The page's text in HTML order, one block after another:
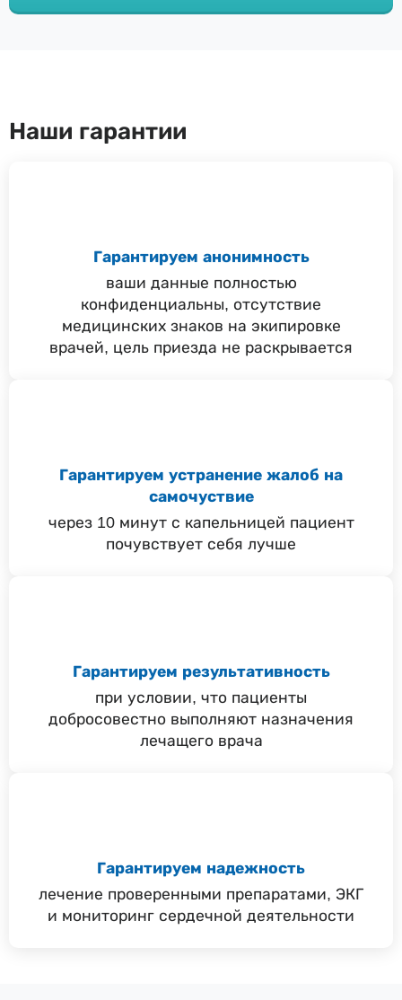
Наши гарантии
Гарантируем анонимность
ваши данные полностью
конфиденциальны, отсутствие
медицинских знаков на экипировке
врачей, цель приезда не раскрывается
Гарантируем устранение жалоб на
самочуствие
через 10 минут с капельницей пациент
почувствует себя лучше
Гарантируем результативность
при условии, что пациенты
добросовестно выполняют назначения
лечащего врача
Гарантируем надежность
лечение проверенными препаратами, ЭКГ
и мониторинг сердечной деятельности